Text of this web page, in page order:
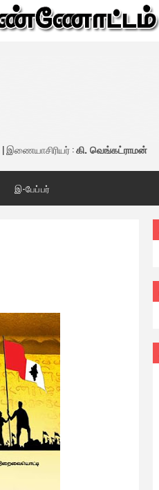
| இணையாசிரியர் :கி. வெங்கட்ராமன்
இ-பேப்பர்